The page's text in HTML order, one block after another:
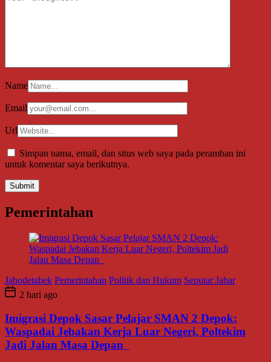
Name
Email
Url
Simpan nama, email, dan situs web saya pada peramban ini
untuk komentar saya berikutnya.
Pemerintahan
Jabodetabek Pemerintahan Politik dan Hukum Seputar Jabar
2 hari ago
Imigrasi Depok Sasar Pelajar SMAN 2 Depok:
Waspadai Jebakan Kerja Luar Negeri, Poltekim
Jadi Jalan Masa Depan